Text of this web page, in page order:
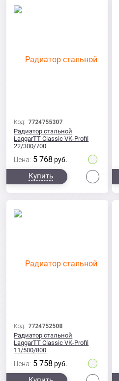
Код: 7724755307
Радиатор стальной
LaggarTT Classic VK-Profil
22/300/700
Цена: 5 768 руб.
Купить
Код: 7724752508
Радиатор стальной
LaggarTT Classic VK-Profil
11/500/800
Цена: 5 758 руб.